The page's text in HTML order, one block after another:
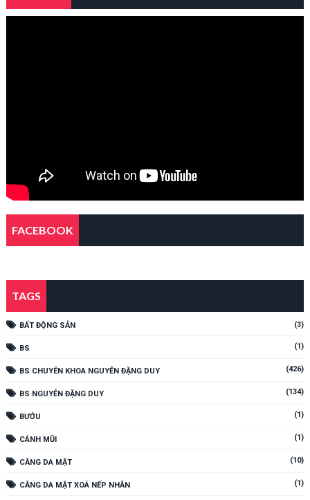
FACEBOOK
TAGS
BẤT ĐỘNG SẢN (3)
BS (1)
BS CHUYÊN KHOA NGUYỄN ĐẶNG DUY (426)
BS NGUYỄN ĐẶNG DUY (134)
BƯỚU (1)
CÁNH MŨI (1)
CĂNG DA MẶT (10)
CĂNG DA MẶT XOÁ NẾP NHĂN (1)